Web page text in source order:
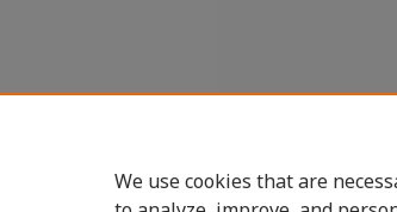
We use cookies that are